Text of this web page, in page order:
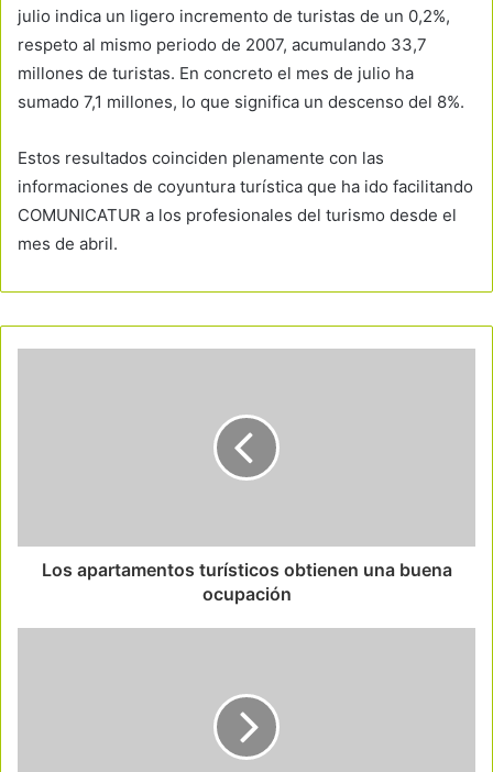
julio indica un ligero incremento de turistas de un 0,2%,
respeto al mismo periodo de 2007, acumulando 33,7
millones de turistas. En concreto el mes de julio ha
sumado 7,1 millones, lo que significa un descenso del 8%.
Estos resultados coinciden plenamente con las
informaciones de coyuntura turística que ha ido facilitando
COMUNICATUR a los profesionales del turismo desde el
mes de abril.
Los apartamentos turísticos obtienen una buena
ocupación